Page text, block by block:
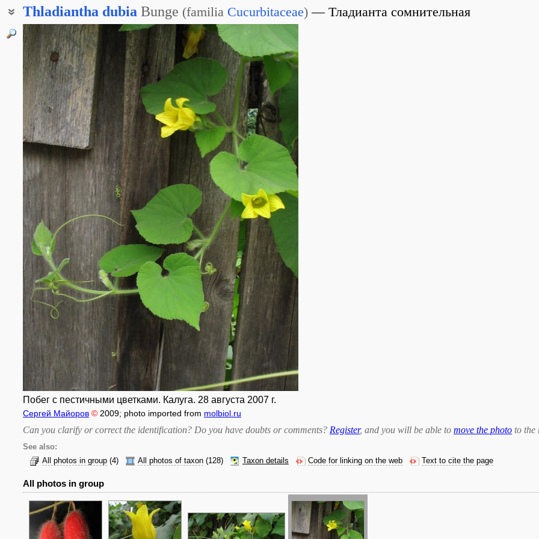
Thladiantha dubia Bunge (familia Cucurbitaceae) Тладианта сомнительная
Красный огурец
Побег с пестичными цветками. Калуга. 28 августа 2007 г.
Сергей Майоров © 2009; photo imported from molbiol.ru
Can you clarify or correct the identification? Do you have doubts or comments? Register, and you will be able to move the photo to the
See also:
All photos in group (4) All photos of taxon (128) Taxon details Code for linking on the web Text to cite the page
All photos in group